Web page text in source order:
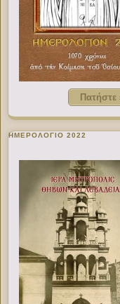
Πατήστε
ΗΜΕΡΟΛΟΓΙΟ 2022